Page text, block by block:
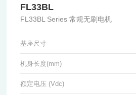
FL33BL
FL33BL Series 常规无刷电机
基座尺寸
机身长度(mm)
额定电压 (Vdc)